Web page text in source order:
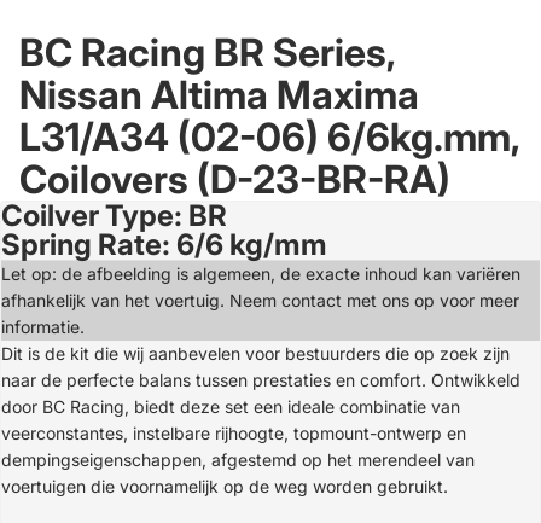
BC Racing BR Series,
Nissan Altima Maxima
L31/A34 (02-06) 6/6kg.mm,
Coilovers (D-23-BR-RA)
Open
image
in
full
screen
Coilver Type: BR
Spring Rate: 6/6 kg/mm
Let op: de afbeelding is algemeen, de exacte inhoud kan variëren
afhankelijk van het voertuig. Neem contact met ons op voor meer
informatie.
Dit is de kit die wij aanbevelen voor bestuurders die op zoek zijn
naar de perfecte balans tussen prestaties en comfort. Ontwikkeld
door BC Racing, biedt deze set een ideale combinatie van
veerconstantes, instelbare rijhoogte, topmount-ontwerp en
dempingseigenschappen, afgestemd op het merendeel van
voertuigen die voornamelijk op de weg worden gebruikt.